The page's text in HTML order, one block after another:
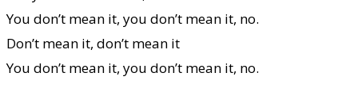
You don’t mean it, you don’t mean it, no.
Don’t mean it, don’t mean it
You don’t mean it, you don’t mean it, no.